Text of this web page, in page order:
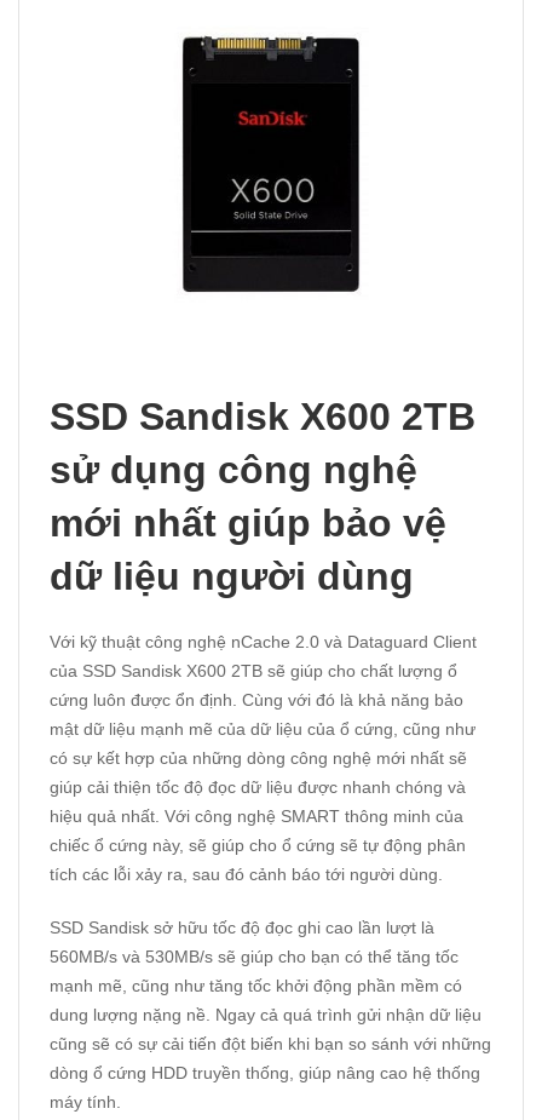
SSD Sandisk X600 2TB
sử dụng công nghệ
mới nhất giúp bảo vệ
dữ liệu người dùng
Với kỹ thuật công nghệ nCache 2.0 và Dataguard Client
của SSD Sandisk X600 2TB sẽ giúp cho chất lượng ổ
cứng luôn được ổn định. Cùng với đó là khả năng bảo
mật dữ liệu mạnh mẽ của dữ liệu của ổ cứng, cũng như
có sự kết hợp của những dòng công nghệ mới nhất sẽ
giúp cải thiện tốc độ đọc dữ liệu được nhanh chóng và
hiệu quả nhất. Với công nghệ SMART thông minh của
chiếc ổ cứng này, sẽ giúp cho ổ cứng sẽ tự động phân
tích các lỗi xảy ra, sau đó cảnh báo tới người dùng.
SSD Sandisk sở hữu tốc độ đọc ghi cao lần lượt là
560MB/s và 530MB/s sẽ giúp cho bạn có thể tăng tốc
mạnh mẽ, cũng như tăng tốc khởi động phần mềm có
dung lượng nặng nề. Ngay cả quá trình gửi nhận dữ liệu
cũng sẽ có sự cải tiến đột biến khi bạn so sánh với những
dòng ổ cứng HDD truyền thống, giúp nâng cao hệ thống
máy tính.